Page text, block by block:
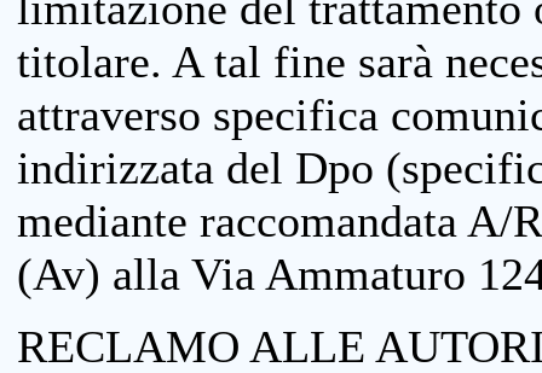
titolare. A tal fine sarà
attraverso specifica
indirizzata del Dpo
mediante raccomandata
(Av) alla Via Ammaturo
RECLAMO ALLE